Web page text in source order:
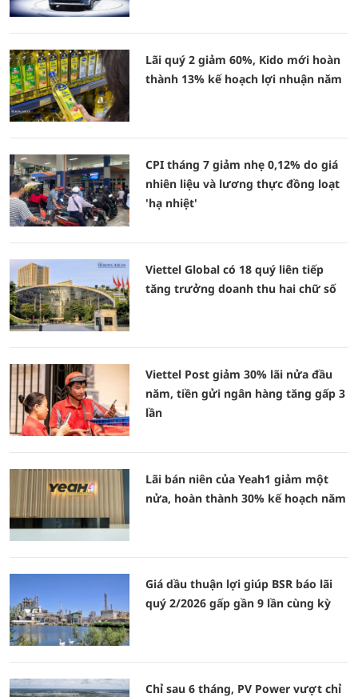
Lãi quý 2 giảm 60%, Kido mới hoàn
thành 13% kế hoạch lợi nhuận năm
CPI tháng 7 giảm nhẹ 0,12% do giá
nhiên liệu và lương thực đồng loạt
'hạ nhiệt'
Viettel Global có 18 quý liên tiếp
tăng trưởng doanh thu hai chữ số
Viettel Post giảm 30% lãi nửa đầu
năm, tiền gửi ngân hàng tăng gấp 3
lần
Lãi bán niên của Yeah1 giảm một
nửa, hoàn thành 30% kế hoạch năm
Giá dầu thuận lợi giúp BSR báo lãi
quý 2/2026 gấp gần 9 lần cùng kỳ
Chỉ sau 6 tháng, PV Power vượt chỉ